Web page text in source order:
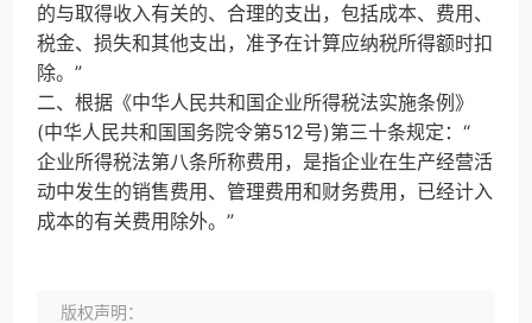
的与取得收入有关的、合理的支出，包括成本、费用、
税金、损失和其他支出，准予在计算应纳税所得额时扣
除。”
二、根据《中华人民共和国企业所得税法实施条例》
(中华人民共和国国务院令第512号)第三十条规定：“
企业所得税法第八条所称费用，是指企业在生产经营活
动中发生的销售费用、管理费用和财务费用，已经计入
成本的有关费用除外。”
版权声明：